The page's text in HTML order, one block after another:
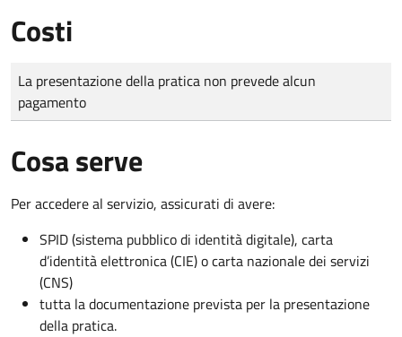
Costi
Tipo di pagamento
Importo
La presentazione della pratica non prevede alcun
pagamento
Cosa serve
Per accedere al servizio, assicurati di avere:
SPID (sistema pubblico di identità digitale), carta
d’identità elettronica (CIE) o carta nazionale dei servizi
(CNS)
tutta la documentazione prevista per la presentazione
della pratica.